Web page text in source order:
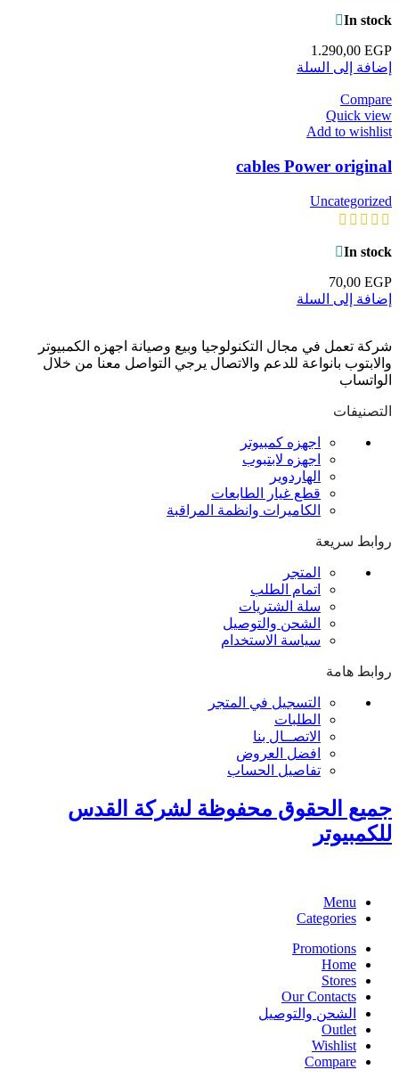
In stock
1.290,00 EGP
إضافة إلى السلة
Compare
Quick view
Add to wishlist
cables Power original
Uncategorized
In stock
70,00 EGP
إضافة إلى السلة
شركة تعمل في مجال التكنولوجيا وبيع وصيانة اجهزه الكمبيوتر
والابتوب بانواعة للدعم والاتصال يرجي التواصل معنا من خلال
الواتساب
التصنيفات
اجهزه كمبيوتر
اجهزه لابتبوب
الهاردوير
قطع غيار الطابعات
الكاميرات وانظمة المراقبة
روابط سريعة
المتجر
اتمام الطلب
سلة الشتريات
الشحن والتوصيل
سياسة الاستخدام
روابط هامة
التسجيل في المتجر
الطلبات
الاتصــال بنا
افضل العروض
تفاصيل الحساب
جميع الحقوق محفوظة لشركة القدس
للكمبيوتر
Menu
Categories
Promotions
Home
Stores
Our Contacts
الشحن والتوصيل
Outlet
Wishlist
Compare